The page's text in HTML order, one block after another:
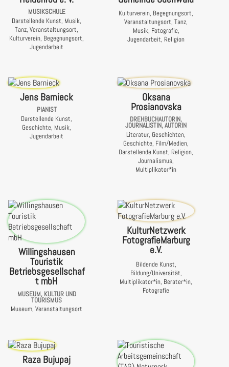
MUSIKSCHULE
Darstellende Kunst, Musik,
Tanz, Veranstaltungsort,
Kulturverein, Begegnungsort,
Jugendarbeit
Kulturverein, Begegnungsort,
Veranstaltungsort, Tanz,
Musik, Fotografie,
Jugendarbeit, Religion
Jens Barnieck
PIANIST
Darstellende Kunst,
Geschichte, Musik,
Jugendarbeit
Oksana
Prosianovska
DREHBUCHAUTORIN,
JOURNALISTIN, AUTORIN
Literatur, Geschichten,
Geschichte, Film/Medien,
Darstellende Kunst, Religion,
Journalismus,
Multiplikator*in
Willingshausen
Touristik
Betriebsgesellschaf
t mbH
MUSEUM, KULTUR UND
TOURISMUS
Museum, Veranstaltungsort
KulturNetzwerk
FotografieMarburg
e.V.
Bildende Kunst,
Bildung/Universität,
Multiplikator*in, Berater*in,
Fotografie
Raza Bujupaj